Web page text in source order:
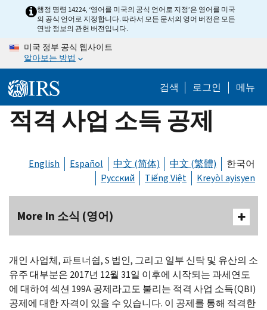
content
행정 명령 14224, ‘영어를 미국의 공식 언어로 지정’은 영어를 미국
의 공식 언어로 지정합니다. 따라서 모든 문서의 영어 버전은 모든
연방 정보의 관헌 버전입니다.
미국 정부 공식 웹사이트
알아보는 방법
검색 로그인 메뉴
적격 사업 소득 공제
English Español 中文 (简体) 中文 (繁體)
한국어
Русский
Tiếng Việt Kreyòl ayisyen
More In 소식 (영어)
개인 사업체, 파트너쉽,S 법인, 그리고 일부 신탁 및 유산의 소
유주 대부분은 2017년 12월 31일 이후에 시작되는 과세연도
에 대하여 섹션 199A공제라고도 불리는 적격 사업 소득(QBI)
공제에 대한 자격이 있을 수 있습니다. 이 공제를 통해 적격한